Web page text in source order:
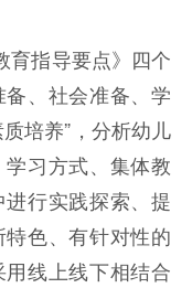
育指导要点》四个
、社会准备、学
培养”，分析幼儿
习方式、集体教
行实践探索、提
色、有针对性的
线上线下相结合